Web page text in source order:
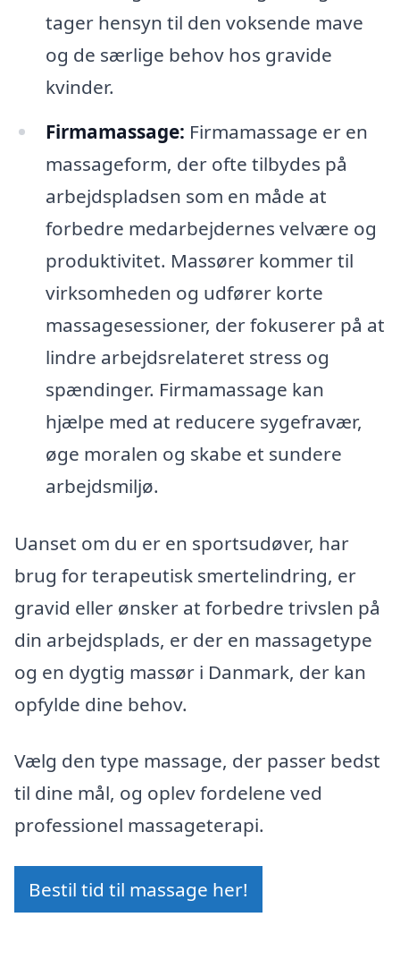
tager hensyn til den voksende mave
og de særlige behov hos gravide
kvinder.
Firmamassage: Firmamassage er en
massageform, der ofte tilbydes på
arbejdspladsen som en måde at
forbedre medarbejdernes velvære og
produktivitet. Massører kommer til
virksomheden og udfører korte
massagesessioner, der fokuserer på at
lindre arbejdsrelateret stress og
spændinger. Firmamassage kan
hjælpe med at reducere sygefravær,
øge moralen og skabe et sundere
arbejdsmiljø.
Uanset om du er en sportsudøver, har
brug for terapeutisk smertelindring, er
gravid eller ønsker at forbedre trivslen på
din arbejdsplads, er der en massagetype
og en dygtig massør i Danmark, der kan
opfylde dine behov.
Vælg den type massage, der passer bedst
til dine mål, og oplev fordelene ved
professionel massageterapi.
Bestil tid til massage her!